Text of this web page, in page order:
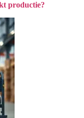
productie?